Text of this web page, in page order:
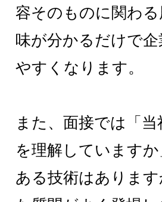
容そのものに関わ
味が分かるだけで企
やすくなります。
また、面接では「当
を理解しています
ある技術はありま